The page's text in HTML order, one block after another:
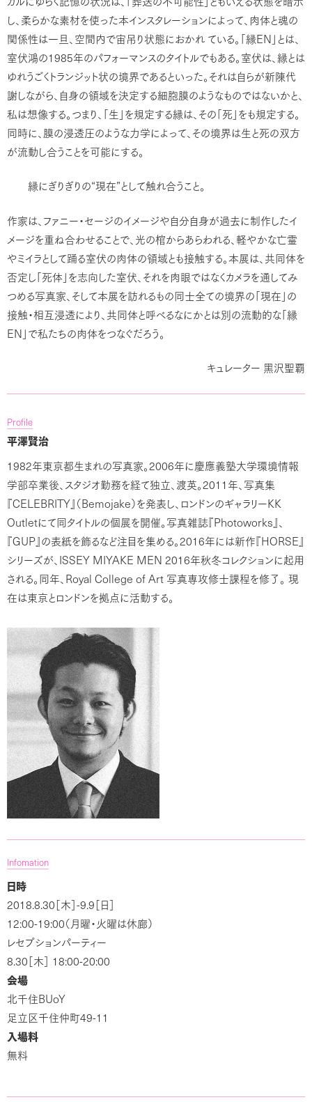
し、柔らかな素材を使った本インスタレーションによって、肉体と魂の
関係性は一旦、空間内で宙吊り状態におかれ ている。「縁EN」とは、
室伏鴻の1985年のパフォーマンスのタイトルでもある。室伏は、縁とは
ゆれうごくトランジット状の境界であるといった。それは自らが新陳代
謝しながら、自身の領域を決定する細胞膜のようなものではないかと、
私は想像する。つまり、「生」を規定する縁は、その「死」をも規定する。
同時に、膜の浸透圧のような力学によって、その境界は生と死の双方
が流動し合うことを可能にする。
縁にぎりぎりの“現在”として触れ合うこと。
作家は、ファニー・セージのイメージや自分自身が過去に制作したイ
メージを重ね合わせることで、光の棺からあらわれる、軽やかな亡霊
やミイラとして踊る室伏の肉体の領域とも接触する。本展は、共同体を
否定し「死体」を志向した室伏、それを肉眼ではなくカメラを通してみ
つめる写真家、そして本展を訪れるもの同士全ての境界の「現在」の
接触・相互浸透により、共同体と呼べるなにかとは別の流動的な「縁
EN」で私たちの肉体をつなぐだろう。
キュレーター 黑沢聖覇
Profile
平澤賢治
1982年東京都生まれの写真家。2006年に慶應義塾大学環境情報
学部卒業後、スタジオ勤務を経て独立、渡英。2011 年、写真集
『CELEBRITY』（Bemojake）を発表し、ロンドンのギャラリーKK
Outletにて同タイトルの個展を開催。写真雑誌『Photoworks』、
『GUP』の表紙を飾るなど注目を集める。2016年には新作『HORSE』
シリーズが、 ISSEY MIYAKE MEN 2016年秋冬コレクションに起用
される。同年、 Royal College of Art 写真専攻修士課程を修了。 現
在は東京とロンドンを拠点に活動する。
Infomation
日時
2018.8.30［木］-9.9［日］
12:00-19:00（月曜・火曜は休廊）
レセプションパーティー
8.30［木］ 18:00-20:00
会場
北千住BUoY
足立区千住仲町49-11
入場料
無料